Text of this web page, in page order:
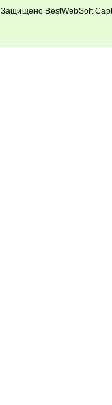
Защищено BestWebSoft